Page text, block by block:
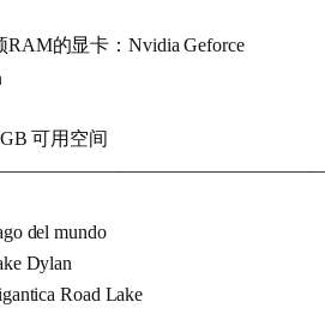
RAM的显卡：Nvidia Geforce
可用空间
del mundo
Dylan
Road Lake